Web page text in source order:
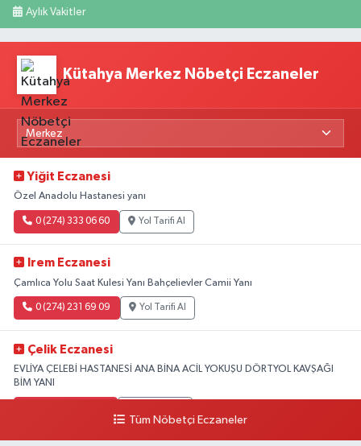
Aylık Vakitler
Kütahya Merkez Nöbetçi Eczaneler
Yiğit Eczanesi
Özel Anadolu Hastanesi yanı
0 (274) 333 06 60 Yol Tarifi Al
Irem Eczanesi
Çamlıca Yolu Saat Kulesi Yanı Bahçelievler Camii Yanı
0 (274) 231 69 09 Yol Tarifi Al
Çelik Eczanesi
EVLİYA ÇELEBİ HASTANESİ ANA BİNA ACİL YOKUŞU DÖRTYOL KAVŞAĞI
BİM YANI
Tüm Nöbetçi Eczaneler